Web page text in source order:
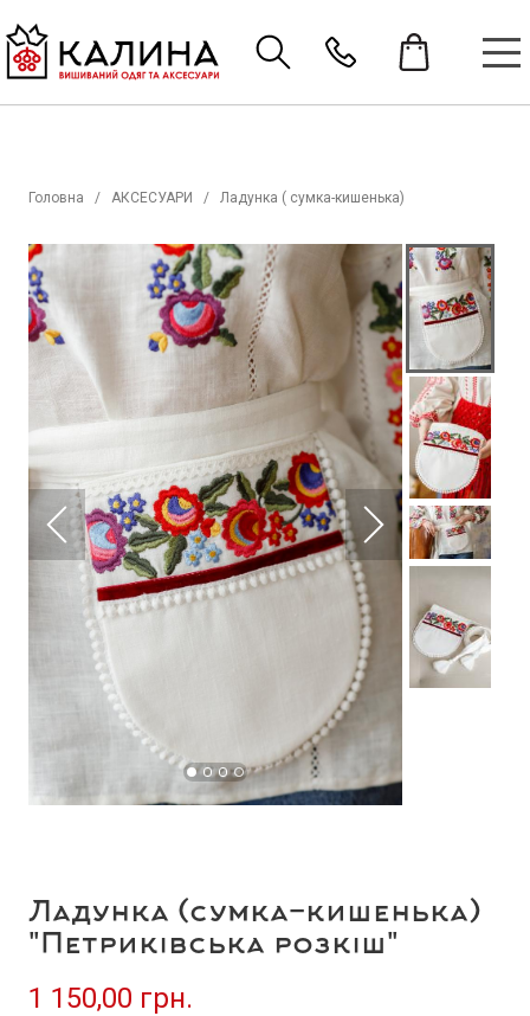
Головна АКСЕСУАРИ Ладунка ( сумка-кишенька)
Ладунка (сумка-кишенька)
"Петриківська розкіш"
1 150,00 грн.